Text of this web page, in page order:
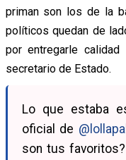
priman son los de la
políticos quedan de
por entregarle
secretario de Estado.
Lo que estaba
oficial de
son tus